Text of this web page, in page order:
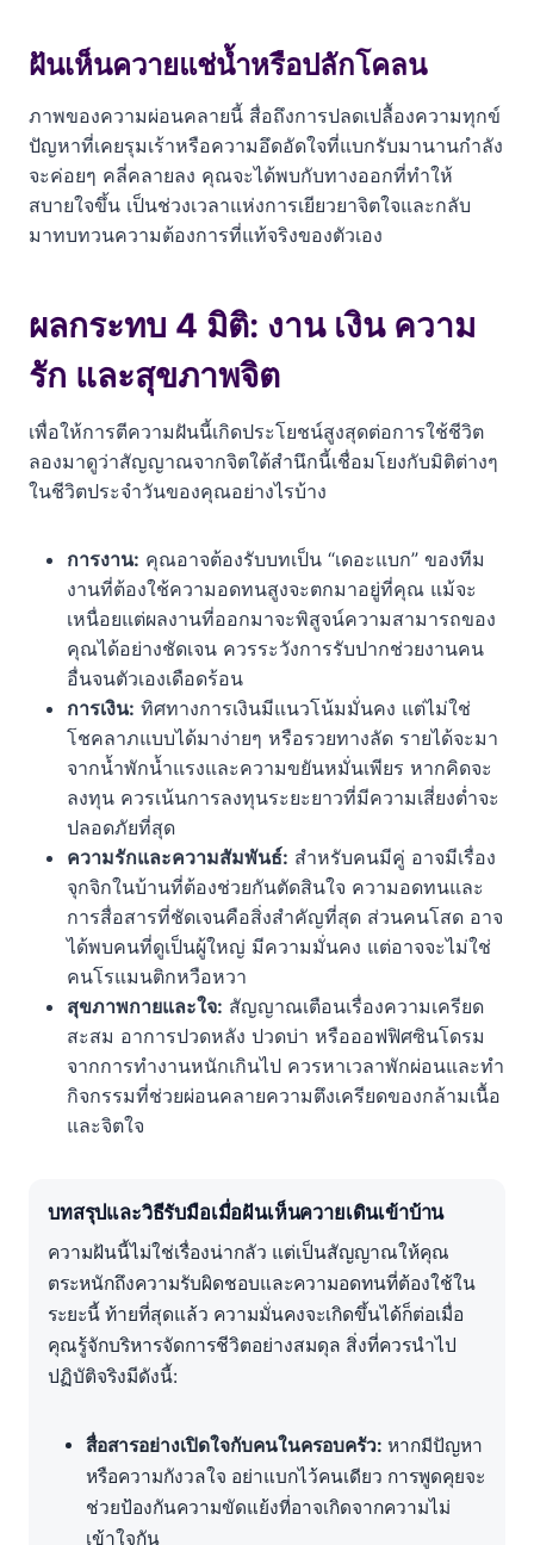
ฝันเห็นควายแช่น้ำหรือปลักโคลน
ภาพของความผ่อนคลายนี้ สื่อถึงการปลดเปลื้องความทุกข์
ปัญหาที่เคยรุมเร้าหรือความอึดอัดใจที่แบกรับมานานกำลัง
จะค่อยๆ คลี่คลายลง คุณจะได้พบกับทางออกที่ทำให้
สบายใจขึ้น เป็นช่วงเวลาแห่งการเยียวยาจิตใจและกลับ
มาทบทวนความต้องการที่แท้จริงของตัวเอง
ผลกระทบ 4 มิติ: งาน เงิน ความ
รัก และสุขภาพจิต
เพื่อให้การตีความฝันนี้เกิดประโยชน์สูงสุดต่อการใช้ชีวิต
ลองมาดูว่าสัญญาณจากจิตใต้สำนึกนี้เชื่อมโยงกับมิติต่างๆ
ในชีวิตประจำวันของคุณอย่างไรบ้าง
การงาน: คุณอาจต้องรับบทเป็น “เดอะแบก” ของทีม
งานที่ต้องใช้ความอดทนสูงจะตกมาอยู่ที่คุณ แม้จะ
เหนื่อยแต่ผลงานที่ออกมาจะพิสูจน์ความสามารถของ
คุณได้อย่างชัดเจน ควรระวังการรับปากช่วยงานคน
อื่นจนตัวเองเดือดร้อน
การเงิน: ทิศทางการเงินมีแนวโน้มมั่นคง แต่ไม่ใช่
โชคลาภแบบได้มาง่ายๆ หรือรวยทางลัด รายได้จะมา
จากน้ำพักน้ำแรงและความขยันหมั่นเพียร หากคิดจะ
ลงทุน ควรเน้นการลงทุนระยะยาวที่มีความเสี่ยงต่ำจะ
ปลอดภัยที่สุด
ความรักและความสัมพันธ์: สำหรับคนมีคู่ อาจมีเรื่อง
จุกจิกในบ้านที่ต้องช่วยกันตัดสินใจ ความอดทนและ
การสื่อสารที่ชัดเจนคือสิ่งสำคัญที่สุด ส่วนคนโสด อาจ
ได้พบคนที่ดูเป็นผู้ใหญ่ มีความมั่นคง แต่อาจจะไม่ใช่
คนโรแมนติกหวือหวา
สุขภาพกายและใจ: สัญญาณเตือนเรื่องความเครียด
สะสม อาการปวดหลัง ปวดบ่า หรือออฟฟิศซินโดรม
จากการทำงานหนักเกินไป ควรหาเวลาพักผ่อนและทำ
กิจกรรมที่ช่วยผ่อนคลายความตึงเครียดของกล้ามเนื้อ
และจิตใจ
บทสรุปและวิธีรับมือเมื่อฝันเห็นควายเดินเข้าบ้าน
ความฝันนี้ไม่ใช่เรื่องน่ากลัว แต่เป็นสัญญาณให้คุณ
ตระหนักถึงความรับผิดชอบและความอดทนที่ต้องใช้ใน
ระยะนี้ ท้ายที่สุดแล้ว ความมั่นคงจะเกิดขึ้นได้ก็ต่อเมื่อ
คุณรู้จักบริหารจัดการชีวิตอย่างสมดุล สิ่งที่ควรนำไป
ปฏิบัติจริงมีดังนี้:
สื่อสารอย่างเปิดใจกับคนในครอบครัว: หากมีปัญหา
หรือความกังวลใจ อย่าแบกไว้คนเดียว การพูดคุยจะ
ช่วยป้องกันความขัดแย้งที่อาจเกิดจากความไม่
เข้าใจกัน